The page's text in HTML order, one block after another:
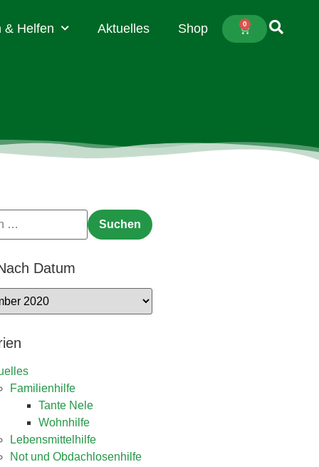
& Helfen Aktuelles Shop 0
Datum
Familienhilfe
Tante Nele
Wohnhilfe
Lebensmittelhilfe
Not und Obdachlosenhilfe